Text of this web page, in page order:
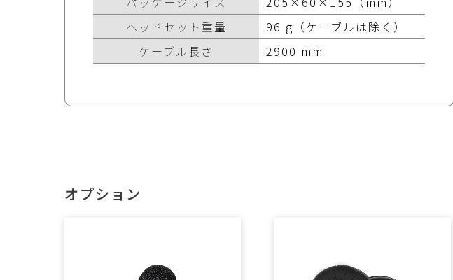
ヘッドセット重量
96 g（ケーブルは除く）
ケーブル長さ
2900 mm
オプション